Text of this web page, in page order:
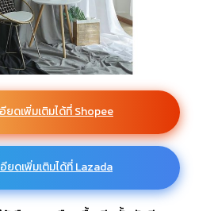
ยดเพิ่มเติมได้ที่ Shopee
ยดเพิ่มเติมได้ที่ Lazada